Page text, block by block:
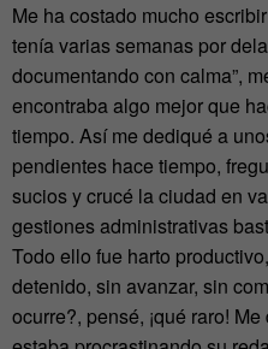
Me ha costado mucho
tenía varias semanas por
documentando con calma”,
encontraba algo mejor que
tiempo. Así me dediqué a
pendientes hace tiempo,
sucios y crucé la ciudad en
gestiones administrativas
Todo ello fue harto
detenido, sin avanzar, sin
ocurre?, pensé, ¡qué raro!